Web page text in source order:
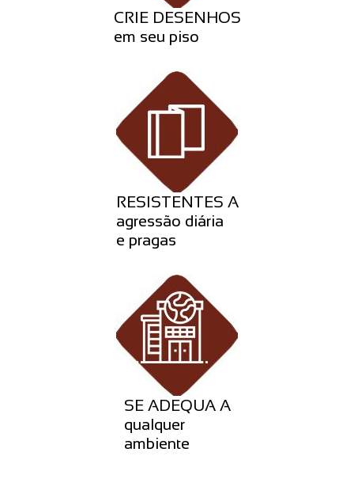
CRIE DESENHOS
em seu piso
RESISTENTES A
agressão diária
e pragas
SE ADEQUA A
qualquer
ambiente